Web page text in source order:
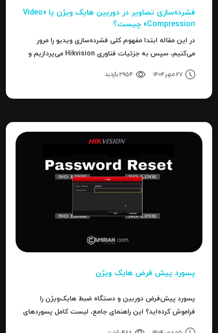
فشرده‌سازی تصاویر در دوربین‌ هایک ویژن یا «Video
Compression» چیست؟
در این مقاله ابتدا مفهوم کلی فشرده‌سازی ویدیو را مرور
می‌کنیم، سپس به جزئیات فناوری Hikvision می‌پردازیم و
نتیجه می‌رسیم.
27 مهر 1404 2954 بازدید
پسورد پیش فرض هایک ویژن
پسورد پیش‌فرض دوربین و دستگاه ضبط هایک‌ویژن را
فراموش کرده‌اید؟ این راهنمای جامع، لیست کامل پسوردهای